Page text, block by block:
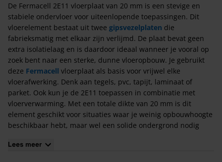
De Fermacell 2E11 vloerplaat van 20 mm is een stevige en
stabiele ondervloer voor uiteenlopende toepassingen. Dit
vloerelement bestaat uit twee gipsvezelplaten die
fabrieksmatig met elkaar zijn verlijmd. De plaat bevat geen
extra isolatielaag en is daardoor ideaal wanneer je vooral op
zoek bent naar een sterke, dunne vloeropbouw. Je gebruikt
deze Fermacell vloerplaat als basis voor vrijwel elke
vloerafwerking. Denk aan tegels, pvc, tapijt, laminaat of
parket. Ook kun je de 2E11 toepassen in combinatie met
vloerverwarming. Met een totale dikte van 20 mm is dit
element geschikt voor situaties waar je weinig opbouwhoogte
beschikbaar hebt, maar wel een solide ondergrond nodig
Lees meer